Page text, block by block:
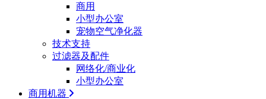
商用
小型办公室
宠物空气净化器
技术支持
过滤器及配件
网络化/商业化
小型办公室
商用机器